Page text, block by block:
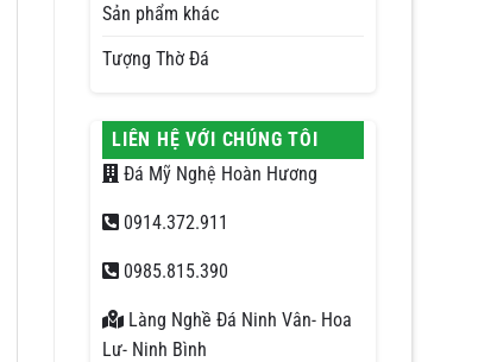
Sản phẩm khác
Tượng Thờ Đá
LIÊN HỆ VỚI CHÚNG TÔI
Đá Mỹ Nghệ Hoàn Hương
0914.372.911
0985.815.390
Làng Nghề Đá Ninh Vân- Hoa
Lư- Ninh Bình